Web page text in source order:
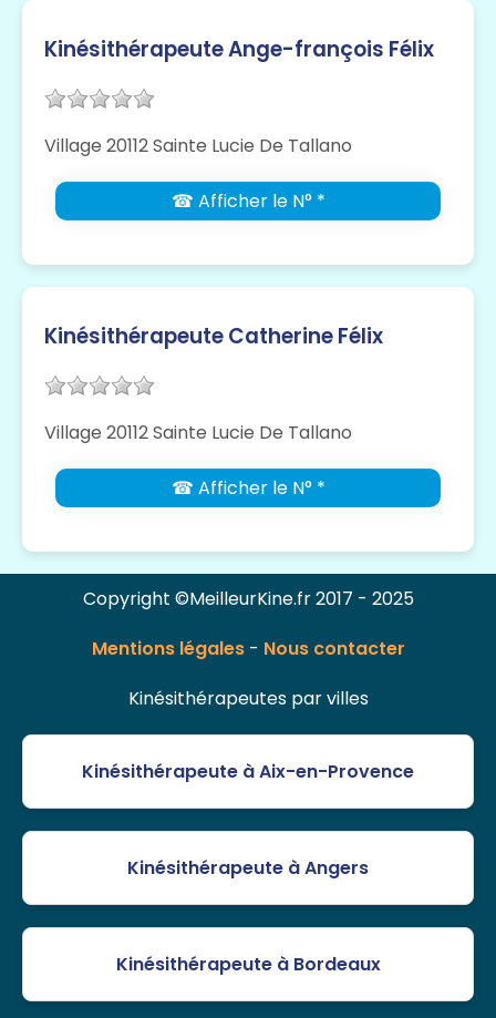
Kinésithérapeute Ange-françois Félix
Village 20112 Sainte Lucie De Tallano
☎ Afficher le N° *
Kinésithérapeute Catherine Félix
Village 20112 Sainte Lucie De Tallano
☎ Afficher le N° *
Copyright ©MeilleurKine.fr 2017 - 2025
Mentions légales- Nous contacter
Kinésithérapeutes par villes
Kinésithérapeute à Aix-en-Provence
Kinésithérapeute à Angers
Kinésithérapeute à Bordeaux